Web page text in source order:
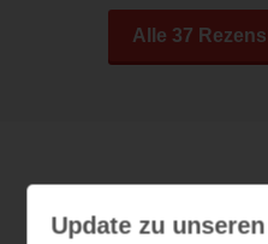
Alle 37
Update zu unseren